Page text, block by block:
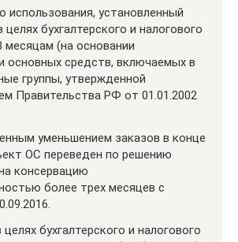
использования, установленный
целях бухгалтерского и налогового
месяцам (на основании
основных средств, включаемых в
группы, утвержденной
Правительства РФ от 01.01.2002
уменьшением заказов в конце
ОС переведен по решению
консервацию
более трех месяцев с
бухгалтерского и налогового